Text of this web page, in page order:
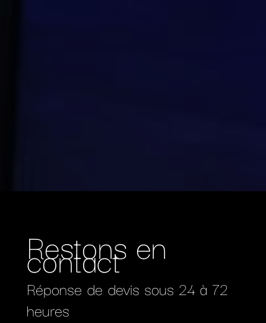
Restons en
contact
Réponse de devis sous 24 à 72
heures